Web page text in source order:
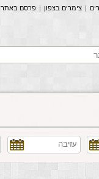
פרסם באתר | צימרים בצפון |